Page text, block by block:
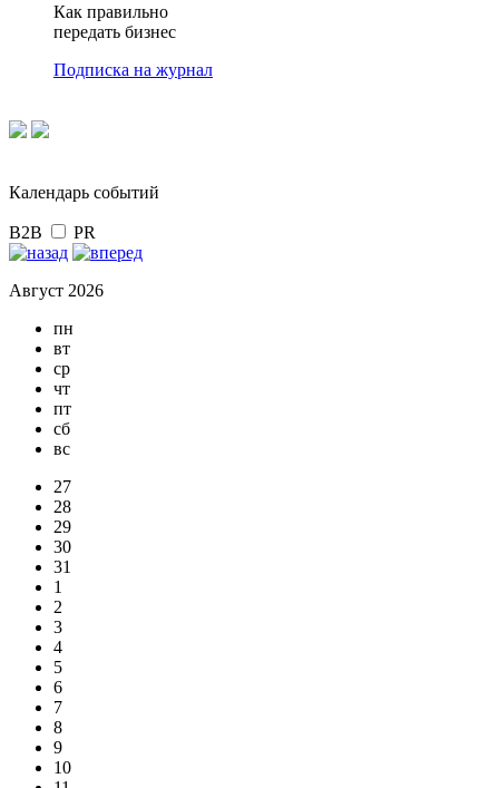
Как правильно
передать бизнес
Подписка на журнал
Календарь событий
B2B PR
Август 2026
пн
вт
ср
чт
пт
сб
вс
27
28
29
30
31
1
2
3
4
5
6
7
8
9
10